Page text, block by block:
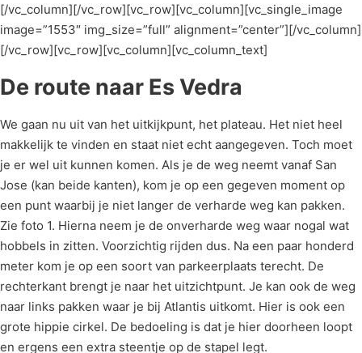
[/vc_column][/vc_row][vc_row][vc_column][vc_single_image
image=”1553″ img_size=”full” alignment=”center”][/vc_column]
[/vc_row][vc_row][vc_column][vc_column_text]
De route naar Es Vedra
We gaan nu uit van het uitkijkpunt, het plateau. Het niet heel
makkelijk te vinden en staat niet echt aangegeven. Toch moet
je er wel uit kunnen komen. Als je de weg neemt vanaf San
Jose (kan beide kanten), kom je op een gegeven moment op
een punt waarbij je niet langer de verharde weg kan pakken.
Zie foto 1. Hierna neem je de onverharde weg waar nogal wat
hobbels in zitten. Voorzichtig rijden dus. Na een paar honderd
meter kom je op een soort van parkeerplaats terecht. De
rechterkant brengt je naar het uitzichtpunt. Je kan ook de weg
naar links pakken waar je bij Atlantis uitkomt. Hier is ook een
grote hippie cirkel. De bedoeling is dat je hier doorheen loopt
en ergens een extra steentje op de stapel legt.